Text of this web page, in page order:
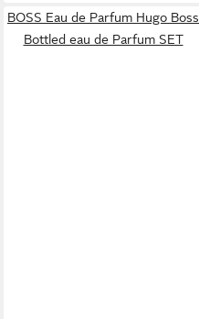
BOSS Eau de Parfum Hugo Boss
Bottled eau de Parfum SET